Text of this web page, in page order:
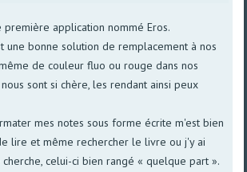
première application nommé Eros.
une bonne solution de remplacement à nos
de couleur fluo ou rouge dans nos
sont si chère, les rendant ainsi peux
mes notes sous forme écrite m'est bien
lire et même rechercher le livre ou j'y ai
celui-ci bien rangé « quelque part ».